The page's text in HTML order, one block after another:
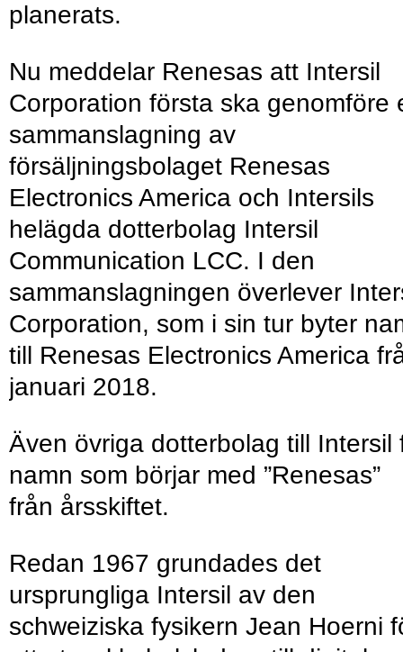
planerats.
Nu meddelar Renesas att Intersil
Corporation första ska genomföre
sammanslagning av
försäljningsbolaget Renesas
Electronics America och Intersils
helägda dotterbolag Intersil
Communication LCC. I den
sammanslagningen överlever
Corporation, som i sin tur byter
till Renesas Electronics America
januari 2018.
Även övriga dotterbolag till Intersil
namn som börjar med ”Renesas”
från årsskiftet.
Redan 1967 grundades det
ursprungliga Intersil av den
schweiziska fysikern Jean Hoerni